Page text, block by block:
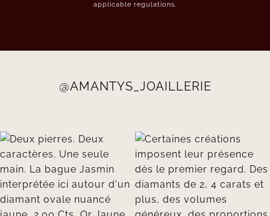
applicable regulations.
@AMANTYS_JOAILLERIE